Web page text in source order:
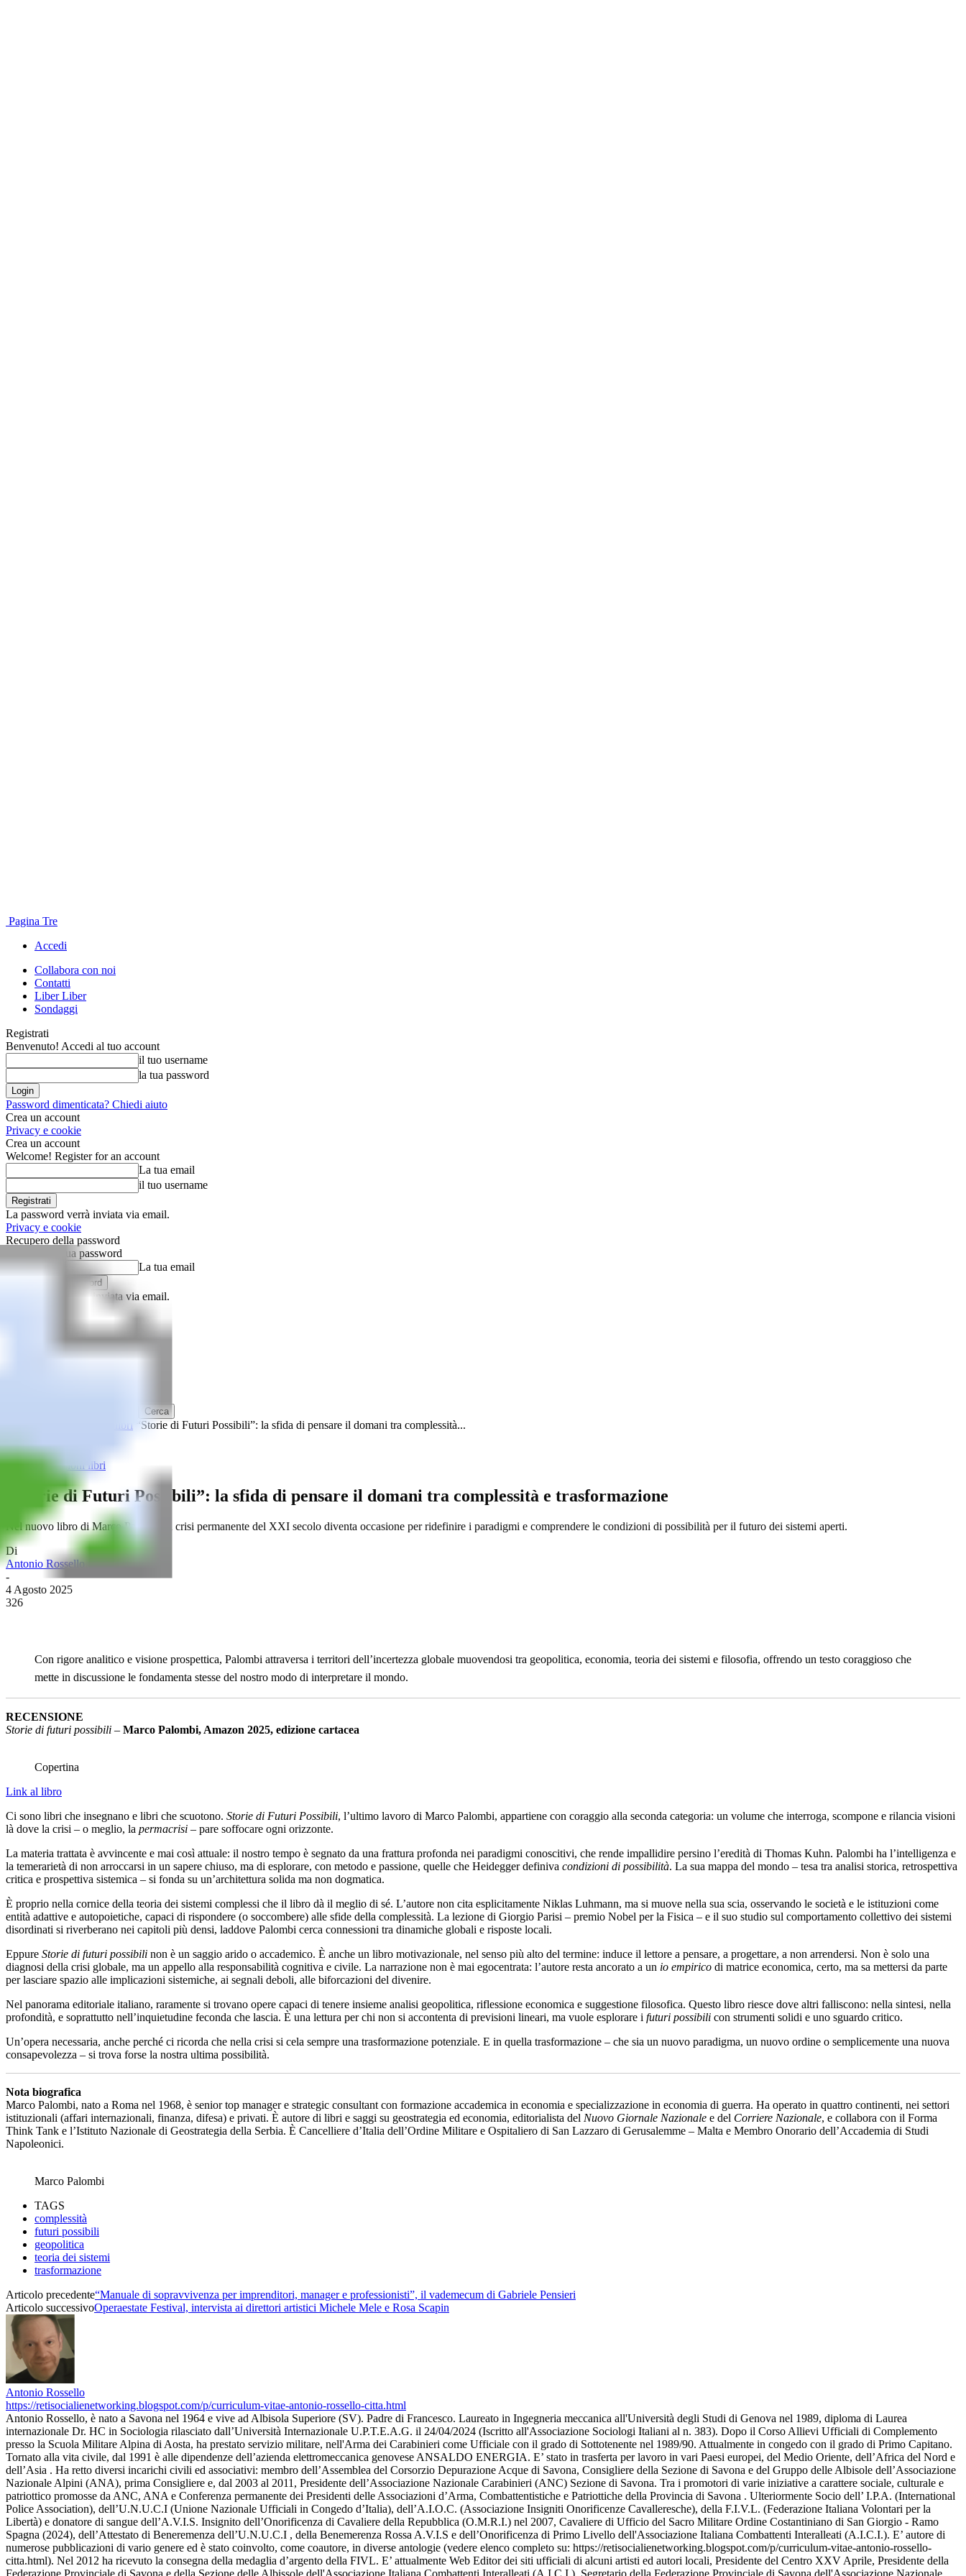
Pagina Tre
Accedi
Collabora con noi
Contatti
Liber Liber
Sondaggi
Registrati
Benvenuto! Accedi al tuo account
il tuo username
la tua password
Password dimenticata? Chiedi aiuto
Crea un account
Privacy e cookie
Crea un account
Welcome! Register for an account
La tua email
il tuo username
La password verrà inviata via email.
Privacy e cookie
Recupero della password
Recupera la tua password
La tua email
La password verrà inviata via email.
Rubriche
Contenuti
Recensioni libri “Storie di Futuri Possibili”: la sfida di pensare il domani tra complessità...
Libri
Recensioni libri
“Storie di Futuri Possibili”: la sfida di pensare il domani tra complessità e trasformazione
Nel nuovo libro di Marco Palombi la crisi permanente del XXI secolo diventa occasione per ridefinire i paradigmi e comprendere le condizioni di possibilità per il futuro dei sistemi aperti.
Di
Antonio Rossello
-
4 Agosto 2025
326
Con rigore analitico e visione prospettica, Palombi attraversa i territori dell’incertezza globale muovendosi tra geopolitica, economia, teoria dei sistemi e filosofia, offrendo un testo coraggioso che
mette in discussione le fondamenta stesse del nostro modo di interpretare il mondo.
RECENSIONE
Storie di futuri possibili – Marco Palombi, Amazon 2025, edizione cartacea
Copertina
Link al libro
Ci sono libri che insegnano e libri che scuotono. Storie di Futuri Possibili, l’ultimo lavoro di Marco Palombi, appartiene con coraggio alla seconda categoria: un volume che interroga, scompone e rilancia visioni
là dove la crisi – o meglio, la permacrisi – pare soffocare ogni orizzonte.
La materia trattata è avvincente e mai così attuale: il nostro tempo è segnato da una frattura profonda nei paradigmi conoscitivi, che rende impallidire persino l’eredità di Thomas Kuhn. Palombi ha l’intelligenza e
la temerarietà di non arroccarsi in un sapere chiuso, ma di esplorare, con metodo e passione, quelle che Heidegger definiva condizioni di possibilità. La sua mappa del mondo – tesa tra analisi storica, retrospettiva
critica e prospettiva sistemica – si fonda su un’architettura solida ma non dogmatica.
È proprio nella cornice della teoria dei sistemi complessi che il libro dà il meglio di sé. L’autore non cita esplicitamente Niklas Luhmann, ma si muove nella sua scia, osservando le società e le istituzioni come
entità adattive e autopoietiche, capaci di rispondere (o soccombere) alle sfide della complessità. La lezione di Giorgio Parisi – premio Nobel per la Fisica – e il suo studio sul comportamento collettivo dei sistemi
disordinati si riverberano nei capitoli più densi, laddove Palombi cerca connessioni tra dinamiche globali e risposte locali.
Eppure Storie di futuri possibili non è un saggio arido o accademico. È anche un libro motivazionale, nel senso più alto del termine: induce il lettore a pensare, a progettare, a non arrendersi. Non è solo una
diagnosi della crisi globale, ma un appello alla responsabilità cognitiva e civile. La narrazione non è mai egocentrata: l’autore resta ancorato a un io empirico di matrice economica, certo, ma sa mettersi da parte
per lasciare spazio alle implicazioni sistemiche, ai segnali deboli, alle biforcazioni del divenire.
Nel panorama editoriale italiano, raramente si trovano opere capaci di tenere insieme analisi geopolitica, riflessione economica e suggestione filosofica. Questo libro riesce dove altri falliscono: nella sintesi, nella
profondità, e soprattutto nell’inquietudine feconda che lascia. È una lettura per chi non si accontenta di previsioni lineari, ma vuole esplorare i futuri possibili con strumenti solidi e uno sguardo critico.
Un’opera necessaria, anche perché ci ricorda che nella crisi si cela sempre una trasformazione potenziale. E in quella trasformazione – che sia un nuovo paradigma, un nuovo ordine o semplicemente una nuova
consapevolezza – si trova forse la nostra ultima possibilità.
Nota biografica
Marco Palombi, nato a Roma nel 1968, è senior top manager e strategic consultant con formazione accademica in economia e specializzazione in economia di guerra. Ha operato in quattro continenti, nei settori
istituzionali (affari internazionali, finanza, difesa) e privati. È autore di libri e saggi su geostrategia ed economia, editorialista del Nuovo Giornale Nazionale e del Corriere Nazionale, e collabora con il Forma
Think Tank e l’Istituto Nazionale di Geostrategia della Serbia. È Cancelliere d’Italia dell’Ordine Militare e Ospitaliero di San Lazzaro di Gerusalemme – Malta e Membro Onorario dell’Accademia di Studi
Napoleonici.
Marco Palombi
TAGS
complessità
futuri possibili
geopolitica
teoria dei sistemi
trasformazione
Articolo precedente“Manuale di sopravvivenza per imprenditori, manager e professionisti”, il vademecum di Gabriele Pensieri
Articolo successivoOperaestate Festival, intervista ai direttori artistici Michele Mele e Rosa Scapin
Antonio Rossello
https://retisocialienetworking.blogspot.com/p/curriculum-vitae-antonio-rossello-citta.html
Antonio Rossello, è nato a Savona nel 1964 e vive ad Albisola Superiore (SV). Padre di Francesco. Laureato in Ingegneria meccanica all'Università degli Studi di Genova nel 1989, diploma di Laurea
internazionale Dr. HC in Sociologia rilasciato dall’Università Internazionale U.P.T.E.A.G. il 24/04/2024 (Iscritto all'Associazione Sociologi Italiani al n. 383). Dopo il Corso Allievi Ufficiali di Complemento
presso la Scuola Militare Alpina di Aosta, ha prestato servizio militare, nell'Arma dei Carabinieri come Ufficiale con il grado di Sottotenente nel 1989/90. Attualmente in congedo con il grado di Primo Capitano.
Tornato alla vita civile, dal 1991 è alle dipendenze dell’azienda elettromeccanica genovese ANSALDO ENERGIA. E’ stato in trasferta per lavoro in vari Paesi europei, del Medio Oriente, dell’Africa del Nord e
dell’Asia . Ha retto diversi incarichi civili ed associativi: membro dell’Assemblea del Corsorzio Depurazione Acque di Savona, Consigliere della Sezione di Savona e del Gruppo delle Albisole dell’Associazione
Nazionale Alpini (ANA), prima Consigliere e, dal 2003 al 2011, Presidente dell’Associazione Nazionale Carabinieri (ANC) Sezione di Savona. Tra i promotori di varie iniziative a carattere sociale, culturale e
patriottico promosse da ANC, ANA e Conferenza permanente dei Presidenti delle Associazioni d’Arma, Combattentistiche e Patriottiche della Provincia di Savona . Ulteriormente Socio dell’ I.P.A. (International
Police Association), dell’U.N.U.C.I (Unione Nazionale Ufficiali in Congedo d’Italia), dell’A.I.O.C. (Associazione Insigniti Onorificenze Cavalleresche), della F.I.V.L. (Federazione Italiana Volontari per la
Libertà) e donatore di sangue dell’A.V.I.S. Insignito dell’Onorificenza di Cavaliere della Repubblica (O.M.R.I.) nel 2007, Cavaliere di Ufficio del Sacro Militare Ordine Costantiniano di San Giorgio - Ramo
Spagna (2024), dell’Attestato di Beneremenza dell’U.N.U.C.I , della Benemerenza Rossa A.V.I.S e dell’Onorificenza di Primo Livello dell'Associazione Italiana Combattenti Interalleati (A.I.C.I.). E’ autore di
numerose pubblicazioni di vario genere ed è stato coinvolto, come coautore, in diverse antologie (vedere elenco completo su: https://retisocialienetworking.blogspot.com/p/curriculum-vitae-antonio-rossello-
citta.html). Nel 2012 ha ricevuto la consegna della medaglia d’argento della FIVL. E’ attualmente Web Editor dei siti ufficiali di alcuni artisti ed autori locali, Presidente del Centro XXV Aprile, Presidente della
Federazione Provinciale di Savona e della Sezione delle Albissole dell'Associazione Italiana Combattenti Interalleati (A.I.C.I.), Segretario della Federazione Provinciale di Savona dell'Associazione Nazionale